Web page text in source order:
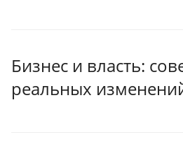
Бизнес и власть:
реальных